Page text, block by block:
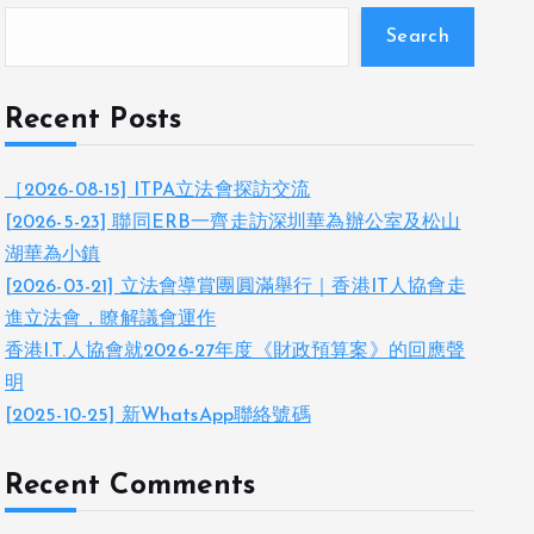
Search
Recent Posts
［2026-08-15] ITPA立法會探訪交流
[2026-5-23] 聯同ERB一齊走訪深圳華為辦公室及松山
湖華為小鎮
[2026-03-21] 立法會導賞團圓滿舉行｜香港IT人協會走
進立法會，瞭解議會運作
香港I.T.人協會就2026-27年度《財政預算案》的回應聲
明
[2025-10-25] 新WhatsApp聯絡號碼
Recent Comments